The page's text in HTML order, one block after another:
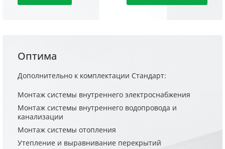
Оптима
Дополнительно к комплектации Стандарт:
Монтаж системы внутреннего электроснабжения
Монтаж системы внутреннего водопровода и
канализации
Монтаж системы отопления
Утепление и выравнивание перекрытий